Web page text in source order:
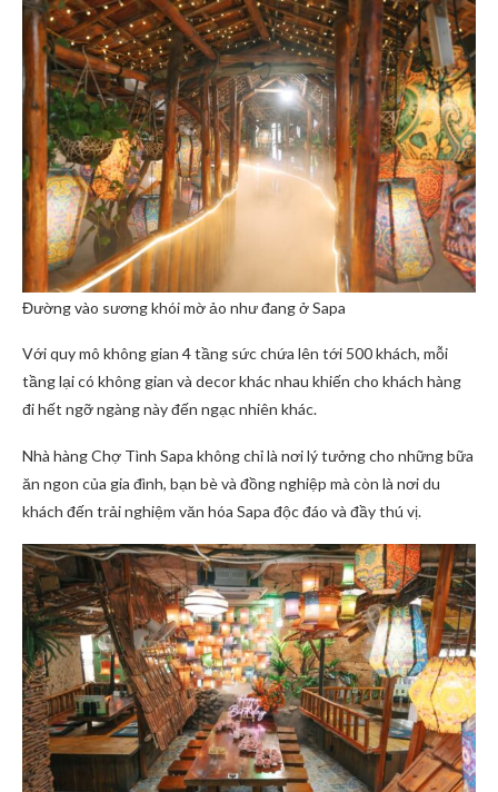
Đường vào sương khói mờ ảo như đang ở Sapa
Với quy mô không gian 4 tầng sức chứa lên tới 500 khách, mỗi
tầng lại có không gian và decor khác nhau khiến cho khách hàng
đi hết ngỡ ngàng này đến ngạc nhiên khác.
Nhà hàng Chợ Tình Sapa không chỉ là nơi lý tưởng cho những bữa
ăn ngon của gia đình, bạn bè và đồng nghiệp mà còn là nơi du
khách đến trải nghiệm văn hóa Sapa độc đáo và đầy thú vị.